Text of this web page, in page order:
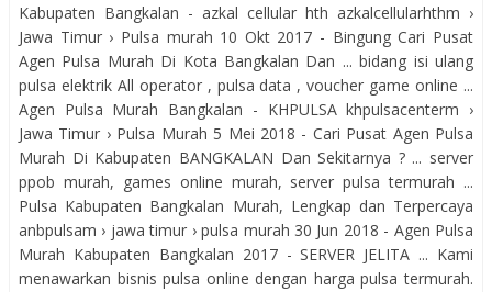
Kabupaten Bangkalan - azkal cellular hth azkalcellularhthm ›
Jawa Timur › Pulsa murah 10 Okt 2017 - Bingung Cari Pusat
Agen Pulsa Murah Di Kota Bangkalan Dan ... bidang isi ulang
pulsa elektrik All operator , pulsa data , voucher game online ...
Agen Pulsa Murah Bangkalan - KHPULSA khpulsacenterm ›
Jawa Timur › Pulsa Murah 5 Mei 2018 - Cari Pusat Agen Pulsa
Murah Di Kabupaten BANGKALAN Dan Sekitarnya ? ... server
ppob murah, games online murah, server pulsa termurah ...
Pulsa Kabupaten Bangkalan Murah, Lengkap dan Terpercaya
anbpulsam › jawa timur › pulsa murah 30 Jun 2018 - Agen Pulsa
Murah Kabupaten Bangkalan 2017 - SERVER JELITA ... Kami
menawarkan bisnis pulsa online dengan harga pulsa termurah.